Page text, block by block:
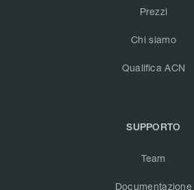
Prezzi
Chi siamo
Qualifica ACN
SUPPORTO
Team
Documentazione